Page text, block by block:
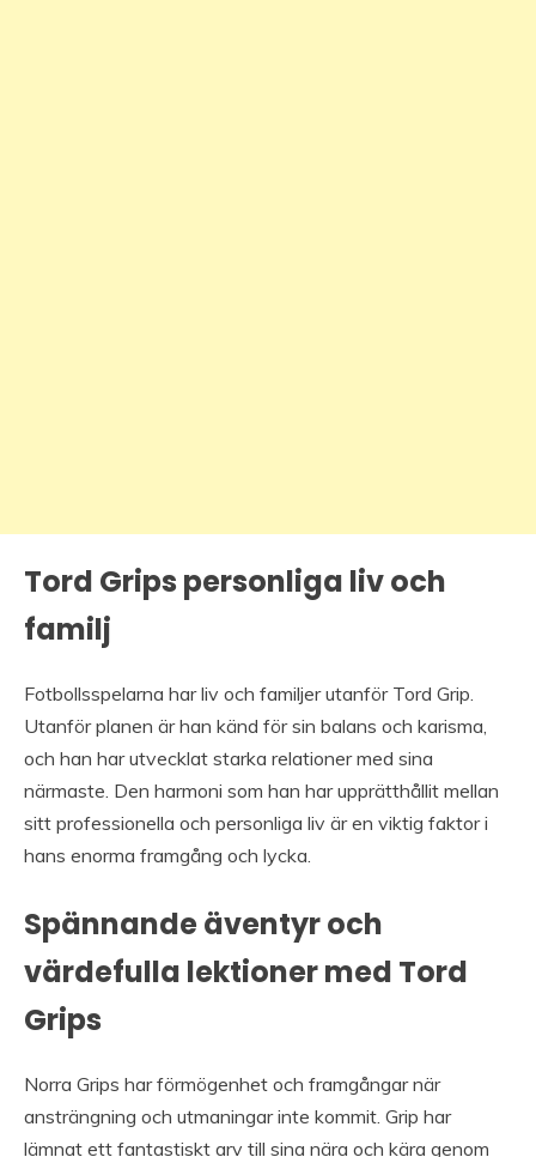
Tord Grips personliga liv och
familj
Fotbollsspelarna har liv och familjer utanför Tord Grip.
Utanför planen är han känd för sin balans och karisma,
och han har utvecklat starka relationer med sina
närmaste. Den harmoni som han har upprätthållit mellan
sitt professionella och personliga liv är en viktig faktor i
hans enorma framgång och lycka.
Spännande äventyr och
värdefulla lektioner med Tord
Grips
Norra Grips har förmögenhet och framgångar när
ansträngning och utmaningar inte kommit. Grip har
lämnat ett fantastiskt arv till sina nära och kära genom